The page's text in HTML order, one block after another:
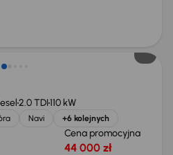
2.0 TDI110 kW
Navi +6 kolejnych
Cena promocyjna
44 000 zł